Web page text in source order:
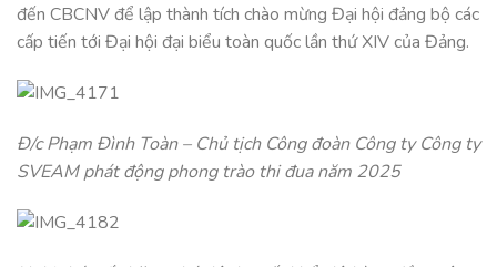
đến CBCNV để lập thành tích chào mừng Đại hội đảng bộ các
cấp tiến tới Đại hội đại biểu toàn quốc lần thứ XIV của Đảng.
Đ/c Phạm Đình Toàn – Chủ tịch Công đoàn Công ty Công ty
SVEAM phát động phong trào thi đua năm 2025